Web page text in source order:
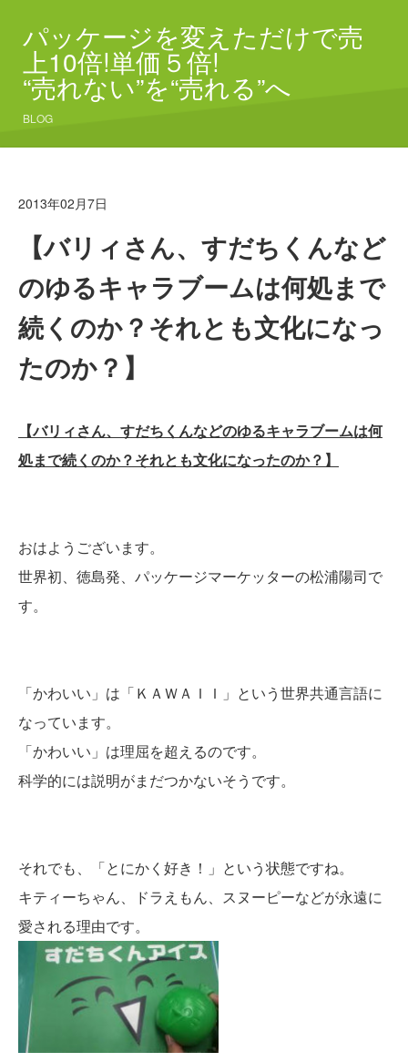
パッケージを変えただけで売
上10倍!単価５倍!
“売れない”を“売れる”へ
BLOG
2013年02月7日
【バリィさん、すだちくんなど
のゆるキャラブームは何処まで
続くのか？それとも文化になっ
たのか？】
【バリィさん、すだちくんなどのゆるキャラブームは何
処まで続くのか？それとも文化になったのか？】
おはようございます。
世界初、徳島発、パッケージマーケッターの松浦陽司で
す。
「かわいい」は「ＫＡＷＡＩＩ」という世界共通言語に
なっています。
「かわいい」は理屈を超えるのです。
科学的には説明がまだつかないそうです。
それでも、「とにかく好き！」という状態ですね。
キティーちゃん、ドラえもん、スヌーピーなどが永遠に
愛される理由です。